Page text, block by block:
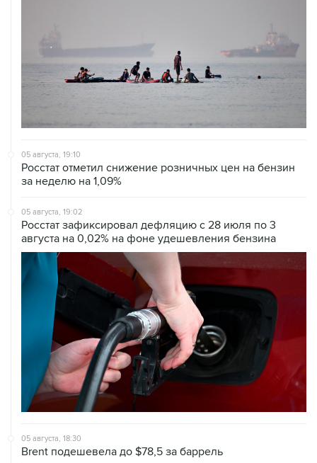
05 августа, 19:10
Росстат отметил снижение розничных цен на бензин
за неделю на 1,09%
05 августа, 19:02
Росстат зафиксировал дефляцию с 28 июля по 3
августа на 0,02% на фоне удешевления бензина
05 августа, 18:30
Brent подешевела до $78,5 за баррель